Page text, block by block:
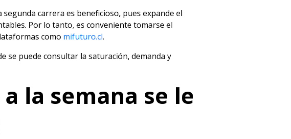
carrera es beneficioso, pues expande el
Por lo tanto, es conveniente tomarse el
como mifuturo.cl.
se puede consultar la saturación, demanda y
la semana se le